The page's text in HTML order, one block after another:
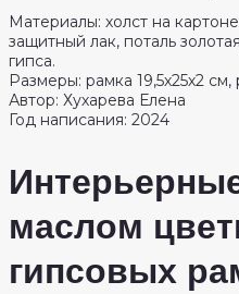
Материалы: холст на
защитный лак, поталь
гипса.
Размеры: рамка 19,5х25х2 см,
Автор: Хухарева Елена
Год написания: 2024
маслом
гипсовых